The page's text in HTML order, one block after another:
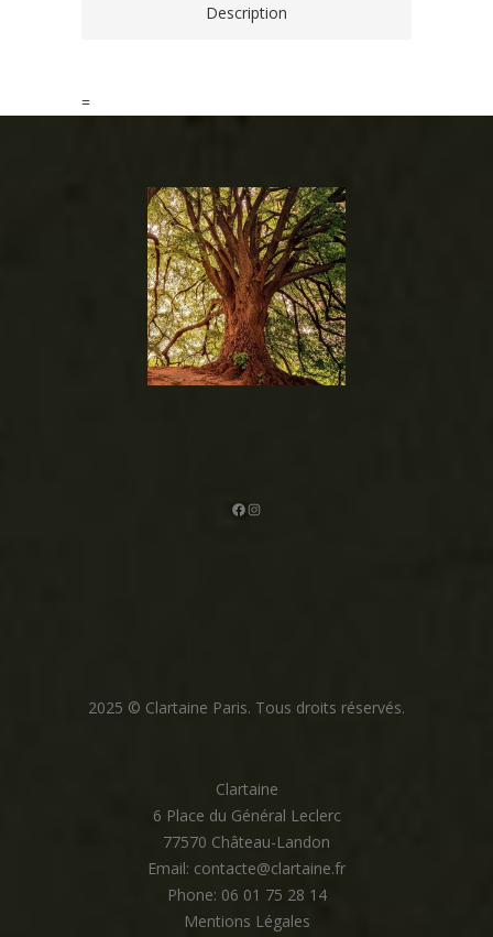
Description
=
Facebook
Instagram
2025 © Clartaine Paris. Tous droits réservés.
Clartaine
6 Place du Général Leclerc
77570 Château-Landon
Email: contacte@clartaine.fr
Phone: 06 01 75 28 14
Mentions Légales